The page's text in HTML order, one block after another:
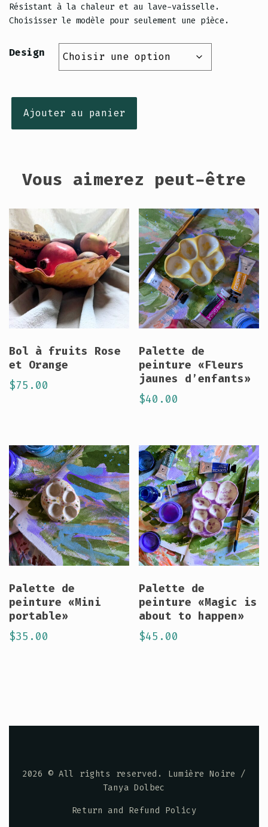
$38.00
Résistant à la chaleur et au lave-vaisselle.
Choisisser le modèle pour seulement une pièce.
Design
citrouille
Ajouter au panier
Vous aimerez peut-être
Bol à fruits Rose
et Orange
$75.00
Palette de
peinture «Fleurs
jaunes d’enfants»
$40.00
Palette de
peinture «Mini
portable»
$35.00
Palette de
peinture «Magic is
about to happen»
$45.00
2026 © All rights reserved. Lumière Noire /
Tanya Dolbec
Return and Refund Policy